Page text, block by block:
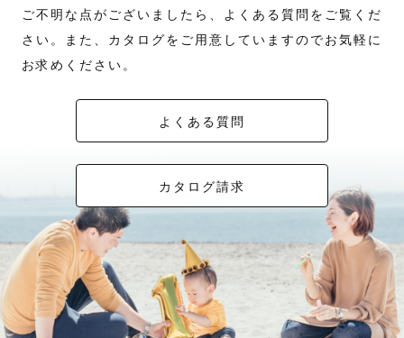
ご不明な点がございましたら、よくある質問をご覧くだ
さい。また、カタログをご用意していますのでお気軽に
お求めください。
よくある質問
カタログ請求